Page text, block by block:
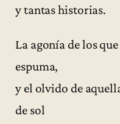
y tantas historias.
La agonía de los
espuma,
y el olvido de
de sol